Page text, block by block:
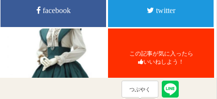
facebook twitter
この記事が気に入ったら
いいねしよう！
つぶやく